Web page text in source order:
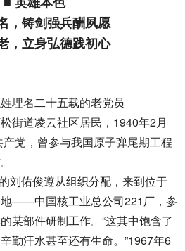
，铸剑强兵酬夙愿
，立身弘德践初心
埋名二十五载的老党员
街道凌云社区居民，1940年2月
党，曾参与我国原子弹尾期工程
刘佑俊遵从组织分配，来到位于
——中国核工业总公司221厂，参
某部件研制工作。“这其中饱含了
勤汗水甚至还有生命。”1967年6